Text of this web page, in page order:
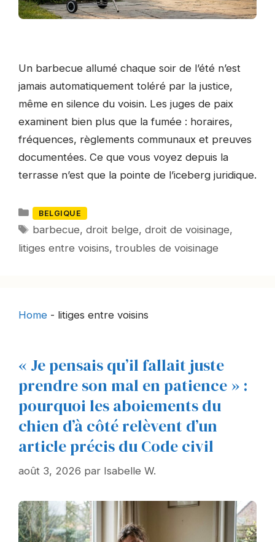
Un barbecue allumé chaque soir de l’été n’est
jamais automatiquement toléré par la justice,
même en silence du voisin. Les juges de paix
examinent bien plus que la fumée : horaires,
fréquences, règlements communaux et preuves
documentées. Ce que vous voyez depuis la
terrasse n’est que la pointe de l’iceberg juridique.
Catégories
BELGIQUE
Mots-
barbecue,droit belge,droit de voisinage,
litiges entre voisins, troubles de voisinage
Home - litiges entre voisins
« Je pensais qu’il fallait juste
prendre son mal en patience » :
pourquoi les aboiements du
chien d’à côté relèvent d’un
article précis du Code civil
août 3, 2026 par Isabelle W.